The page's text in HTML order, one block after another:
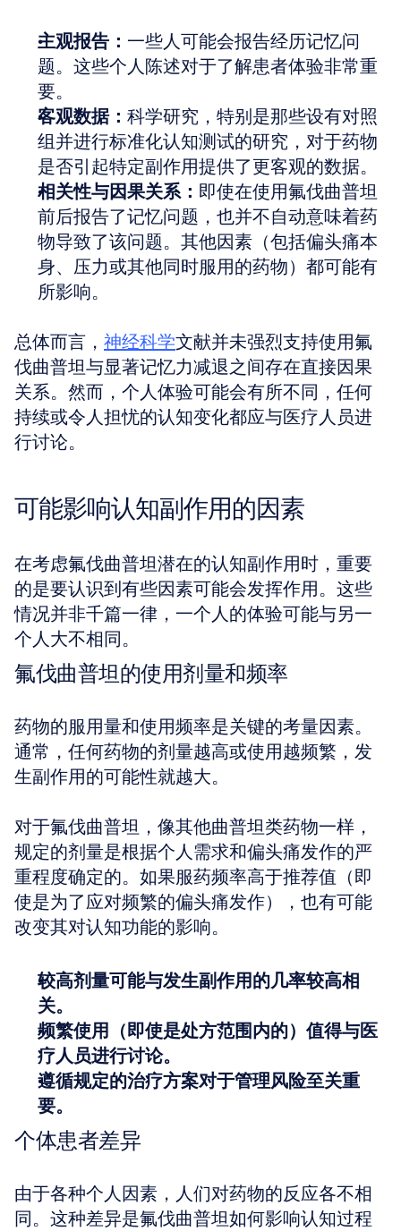
主观报告： 一些人可能会报告经历记忆问
题。这些个人陈述对于了解患者体验非常重
要。
客观数据： 科学研究，特别是那些设有对照
组并进行标准化认知测试的研究，对于药物
是否引起特定副作用提供了更客观的数据。
相关性与因果关系： 即使在使用氟伐曲普坦
前后报告了记忆问题，也并不自动意味着药
物导致了该问题。其他因素（包括偏头痛本
身、压力或其他同时服用的药物）都可能有
所影响。
总体而言， 神经科学文献并未强烈支持使用氟
伐曲普坦与显著记忆力减退之间存在直接因果
关系。然而，个人体验可能会有所不同，任何
持续或令人担忧的认知变化都应与医疗人员进
行讨论。
可能影响认知副作用的因素
在考虑氟伐曲普坦潜在的认知副作用时，重要
的是要认识到有些因素可能会发挥作用。这些
情况并非千篇一律，一个人的体验可能与另一
个人大不相同。
氟伐曲普坦的使用剂量和频率
药物的服用量和使用频率是关键的考量因素。
通常，任何药物的剂量越高或使用越频繁，发
生副作用的可能性就越大。
对于氟伐曲普坦，像其他曲普坦类药物一样，
规定的剂量是根据个人需求和偏头痛发作的严
重程度确定的。如果服药频率高于推荐值（即
使是为了应对频繁的偏头痛发作），也有可能
改变其对认知功能的影响。
较高剂量可能与发生副作用的几率较高相
关。
频繁使用（即使是处方范围内的）值得与医
疗人员进行讨论。
遵循规定的治疗方案对于管理风险至关重
要。
个体患者差异
由于各种个人因素，人们对药物的反应各不相
同。这种差异是氟伐曲普坦如何影响认知过程